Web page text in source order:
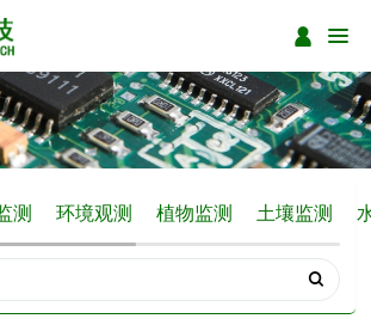
测 环境观测 植物监测 土壤监测